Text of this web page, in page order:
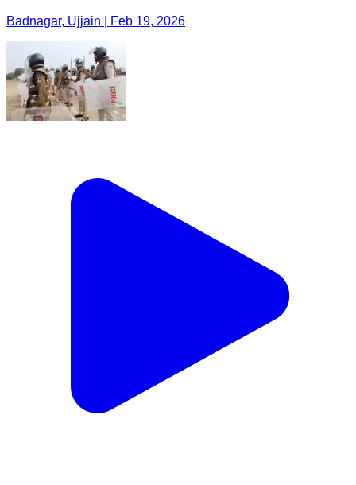
Badnagar, Ujjain | Feb 19, 2026